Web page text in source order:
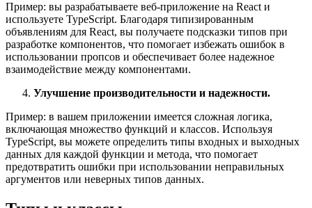
Пример: вы разрабатываете веб-приложение на React и
используете TypeScript. Благодаря типизированным
объявлениям для React, вы получаете подсказки типов при
разработке компонентов, что помогает избежать ошибок в
использовании пропсов и обеспечивает более надежное
взаимодействие между компонентами.
Улучшение производительности и надежности.
Пример: в вашем приложении имеется сложная логика,
включающая множество функций и классов. Используя
TypeScript, вы можете определить типы входных и выходных
данных для каждой функции и метода, что помогает
предотвратить ошибки при использовании неправильных
аргументов или неверных типов данных.